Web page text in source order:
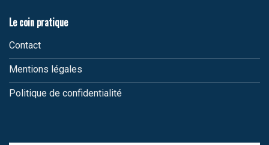
Le coin pratique
Contact
Mentions légales
Politique de confidentialité